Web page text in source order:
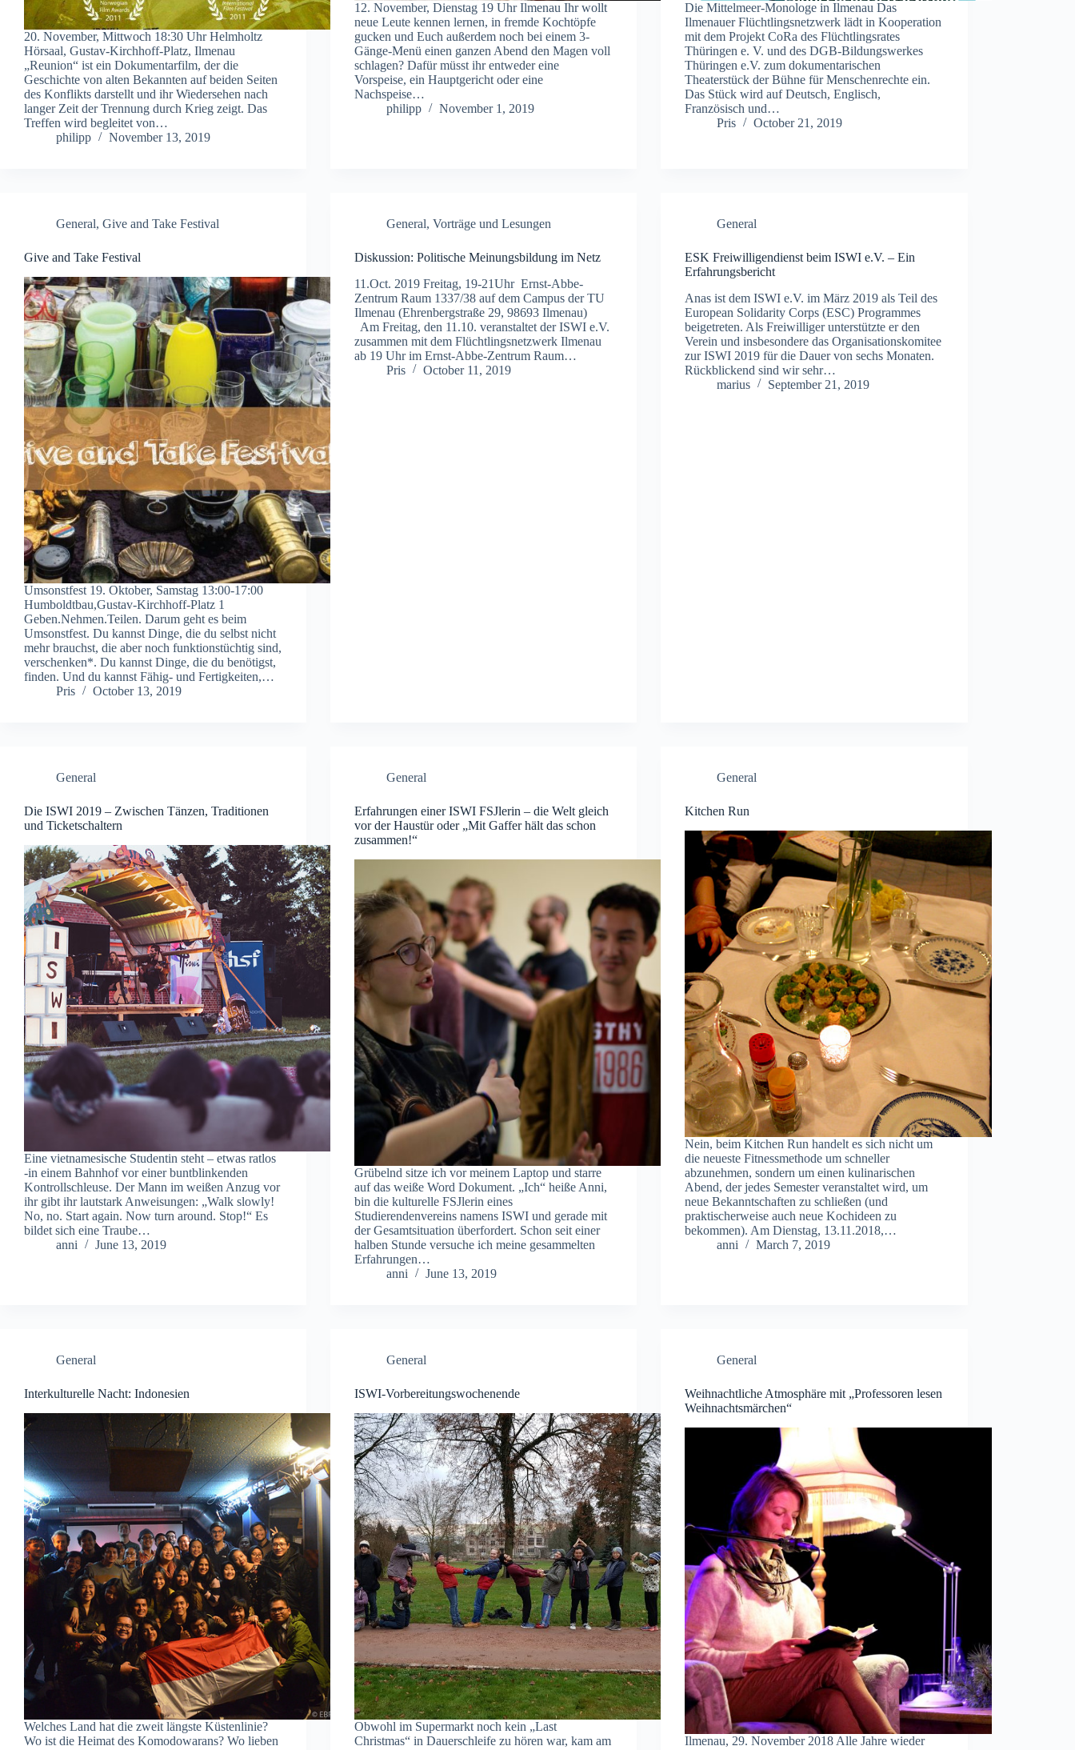
20. November, Mittwoch 18:30 Uhr Helmholtz
Hörsaal, Gustav-Kirchhoff-Platz, Ilmenau
„Reunion“ ist ein Dokumentarfilm, der die
Geschichte von alten Bekannten auf beiden Seiten
des Konflikts darstellt und ihr Wiedersehen nach
langer Zeit der Trennung durch Krieg zeigt. Das
Treffen wird begleitet von…
philipp
November 13, 2019
12. November, Dienstag 19 Uhr Ilmenau Ihr wollt
neue Leute kennen lernen, in fremde Kochtöpfe
gucken und Euch außerdem noch bei einem 3-
Gänge-Menü einen ganzen Abend den Magen voll
schlagen? Dafür müsst ihr entweder eine
Vorspeise, ein Hauptgericht oder eine
Nachspeise…
philipp
November 1, 2019
Die Mittelmeer-Monologe in Ilmenau Das
Ilmenauer Flüchtlingsnetzwerk lädt in Kooperation
mit dem Projekt CoRa des Flüchtlingsrates
Thüringen e. V. und des DGB-Bildungswerkes
Thüringen e.V. zum dokumentarischen
Theaterstück der Bühne für Menschenrechte ein.
Das Stück wird auf Deutsch, Englisch,
Französisch und…
Pris
October 21, 2019
General, Give and Take Festival
Give and Take Festival
Umsonstfest 19. Oktober, Samstag 13:00-17:00
Humboldtbau,Gustav-Kirchhoff-Platz 1
Geben.Nehmen.Teilen. Darum geht es beim
Umsonstfest. Du kannst Dinge, die du selbst nicht
mehr brauchst, die aber noch funktionstüchtig sind,
verschenken*. Du kannst Dinge, die du benötigst,
finden. Und du kannst Fähig- und Fertigkeiten,…
Pris
October 13, 2019
General,Vorträge und Lesungen
Diskussion: Politische Meinungsbildung im Netz
11.Oct. 2019 Freitag, 19-21Uhr Ernst-Abbe-
Zentrum Raum 1337/38 auf dem Campus der TU
Ilmenau (Ehrenbergstraße 29, 98693 Ilmenau)
Am Freitag, den 11.10. veranstaltet der ISWI e.V.
zusammen mit dem Flüchtlingsnetzwerk Ilmenau
ab 19 Uhr im Ernst-Abbe-Zentrum Raum…
Pris
October 11, 2019
General
ESK Freiwilligendienst beim ISWI e.V. – Ein
Erfahrungsbericht
Anas ist dem ISWI e.V. im März 2019 als Teil des
European Solidarity Corps (ESC) Programmes
beigetreten. Als Freiwilliger unterstützte er den
Verein und insbesondere das Organisationskomitee
zur ISWI 2019 für die Dauer von sechs Monaten.
Rückblickend sind wir sehr…
marius
September 21, 2019
General
Die ISWI 2019 – Zwischen Tänzen, Traditionen
und Ticketschaltern
Eine vietnamesische Studentin steht – etwas ratlos
-in einem Bahnhof vor einer buntblinkenden
Kontrollschleuse. Der Mann im weißen Anzug vor
ihr gibt ihr lautstark Anweisungen: „Walk slowly!
No, no. Start again. Now turn around. Stop!“ Es
bildet sich eine Traube…
anni
June 13, 2019
General
Erfahrungen einer ISWI FSJlerin – die Welt gleich
vor der Haustür oder „Mit Gaffer hält das schon
zusammen!“
Grübelnd sitze ich vor meinem Laptop und starre
auf das weiße Word Dokument. „Ich“ heiße Anni,
bin die kulturelle FSJlerin eines
Studierendenvereins namens ISWI und gerade mit
der Gesamtsituation überfordert. Schon seit einer
halben Stunde versuche ich meine gesammelten
Erfahrungen…
anni
June 13, 2019
General
Kitchen Run
Nein, beim Kitchen Run handelt es sich nicht um
die neueste Fitnessmethode um schneller
abzunehmen, sondern um einen kulinarischen
Abend, der jedes Semester veranstaltet wird, um
neue Bekanntschaften zu schließen (und
praktischerweise auch neue Kochideen zu
bekommen). Am Dienstag, 13.11.2018,…
anni
March 7, 2019
General
Interkulturelle Nacht: Indonesien
Welches Land hat die zweit längste Küstenlinie?
Wo ist die Heimat des Komodowarans? Wo lieben
General
ISWI-Vorbereitungswochenende
Obwohl im Supermarkt noch kein „Last
Christmas“ in Dauerschleife zu hören war, kam am
General
Weihnachtliche Atmosphäre mit „Professoren lesen
Weihnachtsmärchen“
Ilmenau, 29. November 2018 Alle Jahre wieder